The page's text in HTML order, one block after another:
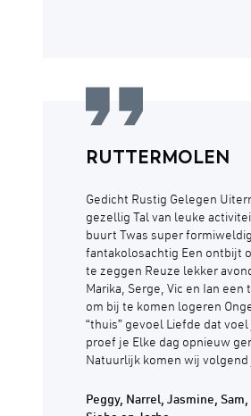
RUTTERMOLEN
Gedicht Rustig Gelegen
gezellig Tal van leuke
buurt Twas super
fantakolosachtig Een ontbijt
te zeggen Reuze lekker
Marika, Serge, Vic en Ian een
om bij te komen logeren
“thuis” gevoel Liefde dat voel
proef je Elke dag opnieuw
Natuurlijk komen wij volgend
Peggy, Narrel, Jasmine,